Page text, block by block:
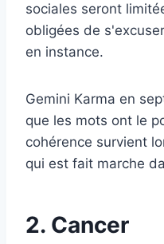
sociales seront
obligées de
en instance.
Gemini Karma en
que les mots ont le
cohérence survient
qui est fait marche
2. Cancer